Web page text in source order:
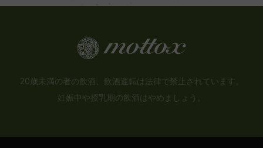
20歳未満の者の飲酒、飲酒運転は法律で禁止されています。
妊娠中や授乳期の飲酒はやめましょう。